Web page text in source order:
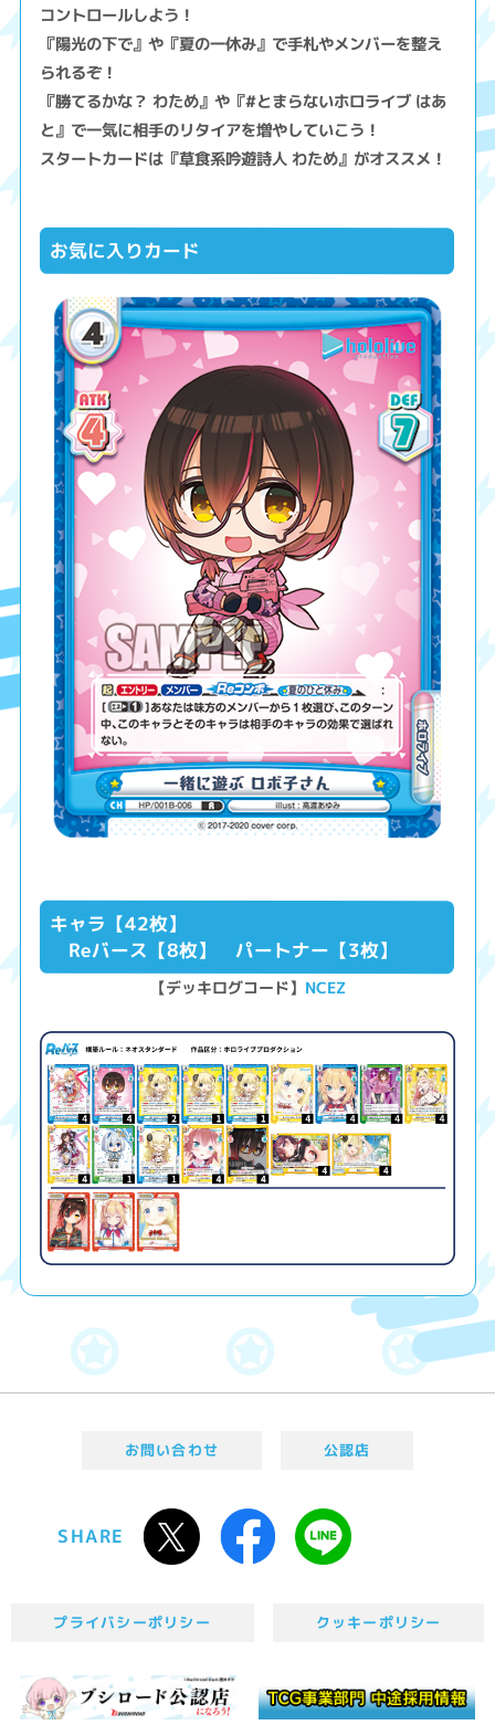
コントロールしよう！
『陽光の下で』や『夏の一休み』で手札やメンバーを整え
られるぞ！
『勝てるかな？ わため』や『#とまらないホロライブ はあ
と』で一気に相手のリタイアを増やしていこう！
スタートカードは『草食系吟遊詩人 わため』がオススメ！
お気に入りカード
キャラ【42枚】
Reバース【8枚】 パートナー【3枚】
【デッキログコード】 NCEZ
お問い合わせ 公認店
SHARE
プライバシーポリシー クッキーポリシー